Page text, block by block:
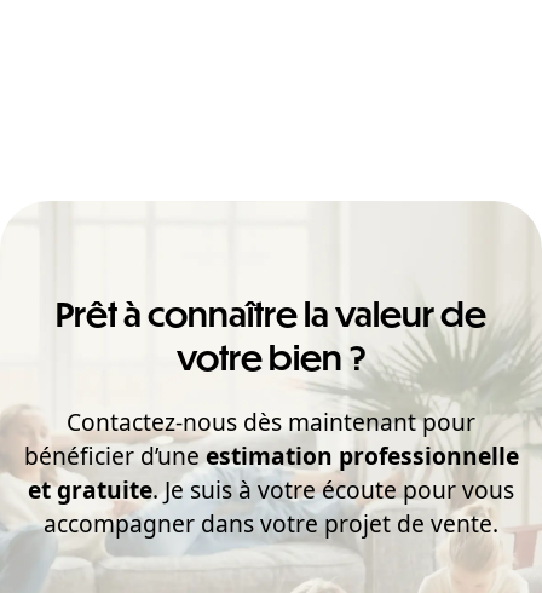
Prêt à connaître la valeur de
votre bien ?
Contactez-nous dès maintenant pour
bénéficier d’une estimation professionnelle
et gratuite. Je suis à votre écoute pour vous
accompagner dans votre projet de vente.